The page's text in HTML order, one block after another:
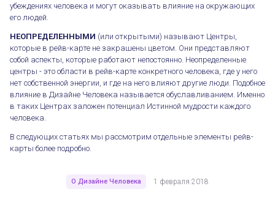
убеждениях человека и могут оказывать влияние на окружающих
его людей.
НЕОПРЕДЕЛЕННЫМИ (или открытыми) называют Центры,
которые в рейв-карте не закрашены цветом. Они представляют
собой аспекты, которые работают непостоянно. Неопределенные
центры - это области в рейв-карте конкретного человека, где у него
нет собственной энергии, и где на него влияют другие люди. Подобное
влияние в Дизайне Человека называется обуславливанием. Именно
в таких Центрах заложен потенциал Истинной мудрости каждого
человека.
В следующих статьях мы рассмотрим отдельные элементы рейв-
карты более подробно.
О Дизайне Человека 1 февраля 2018